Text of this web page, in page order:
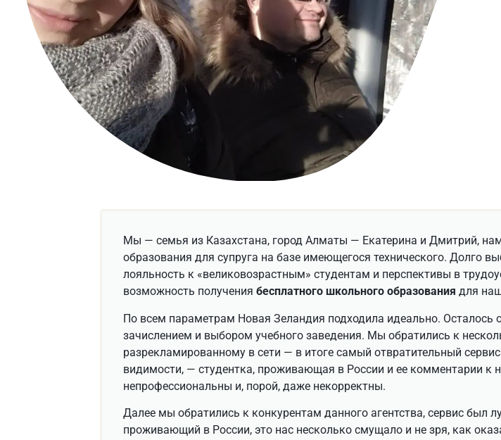
Мы — семья из Казахстана, город Алматы — Екатерина и Дмитрий,
образования для супруга на базе имеющегося технического. Долго
лояльность к «великовозрастным» студентам и перспективы в
возможность получениябесплатного школьного образования для
По всем параметрам Новая Зеландия подходила идеально.
зачислением и выбором учебного заведения. Мы обратились к
разрекламированному в сети — в итоге самый отвратительный
видимости, — студентка, проживающая в России и ее комментарии к
непрофессиональны и, порой, даже некорректны.
Далее мы обратились к конкурентам данного агентства, сервис был
проживающий в России, это нас несколько смущало и не зря, как